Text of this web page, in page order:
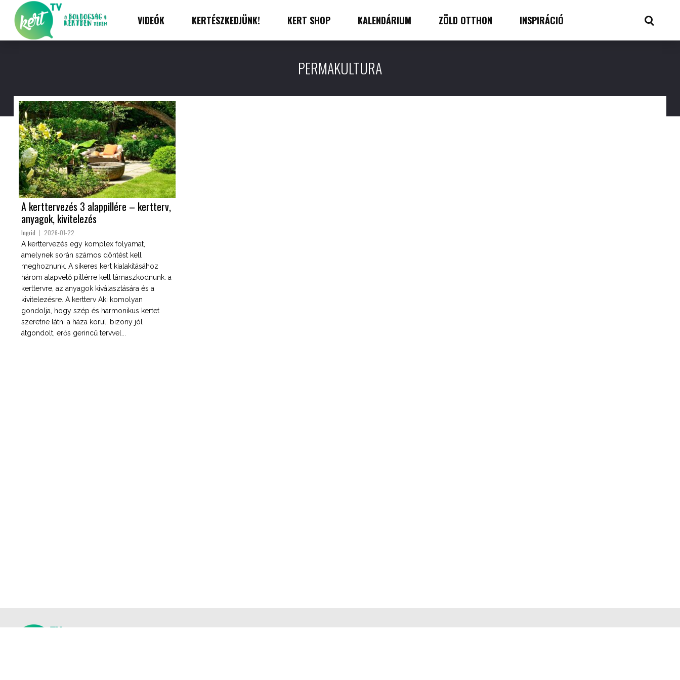
VIDEÓK KERTÉSZKEDJÜNK! KERT SHOP KALENDÁRIUM ZÖLD OTTHON INSPIRÁCIÓ
PERMAKULTURA
A kerttervezés 3 alappillére – kertterv,
anyagok, kivitelezés
Ingrid 2026-01-22
A kerttervezés egy komplex folyamat,
amelynek során számos döntést kell
meghoznunk. A sikeres kert kialakításához
három alapvető pillérre kell támaszkodnunk: a
kerttervre, az anyagok kiválasztására és a
kivitelezésre. A kertterv Aki komolyan
gondolja, hogy szép és harmonikus kertet
szeretne látni a háza körül, bizony jól
átgondolt, erős gerincű tervvel...